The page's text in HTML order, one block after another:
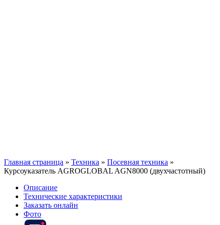
Главная страница » Техника » Посевная техника »
Курсоуказатель AGROGLOBAL AGN8000 (двухчастотный)
Описание
Технические характеристики
Заказать онлайн
Фото